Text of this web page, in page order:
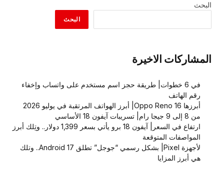
البحث
البحث
المشاركات الاخيرة
في 6 خطوات| طريقة حجز اسم مستخدم على واتساب وإخفاء
رقم الهاتف
أبرزها Oppo Reno 16| أبرز الهواتف المرتقبة في يوليو 2026
من 8 إلى 9 جيجا رام| تسريبات آيفون 18 الأساسي
ارتفاع في السعر| آيفون 18 برو يأتي بسعر 1,399 دولار.. وتِلك أبرز
المواصفات المتوقعة
لأجهزة Pixel| بشكل رسمي “جوجل” تطلق Android 17.. وتلك
هي أبرز المزايا